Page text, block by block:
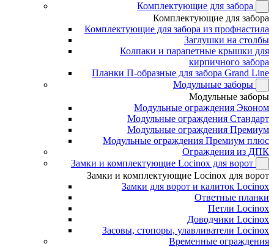
Комплектующие для забора
Комплектующие для забора
Комплектующие для забора из профнастила
Заглушки на столбы
Колпаки и парапетные крышки для
кирпичного забора
Планки П-образные для забора Grand Line
Модульные заборы
Модульные заборы
Модульные ограждения Эконом
Модульные ограждения Стандарт
Модульные ограждения Премиум
Модульные ограждения Премиум плюс
Ограждения из ДПК
Замки и комплектующие Locinox для ворот
Замки и комплектующие Locinox для ворот
Замки для ворот и калиток Locinox
Ответные планки
Петли Locinox
Доводчики Locinox
Засовы, стопоры, улавливатели Locinox
Временные ограждения